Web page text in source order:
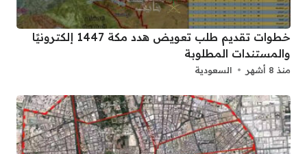
خطوات تقديم طلب تعويض هدد مكة 1447 إلكترونيًا
والمستندات المطلوبة
منذ 8 أشهر السعودية